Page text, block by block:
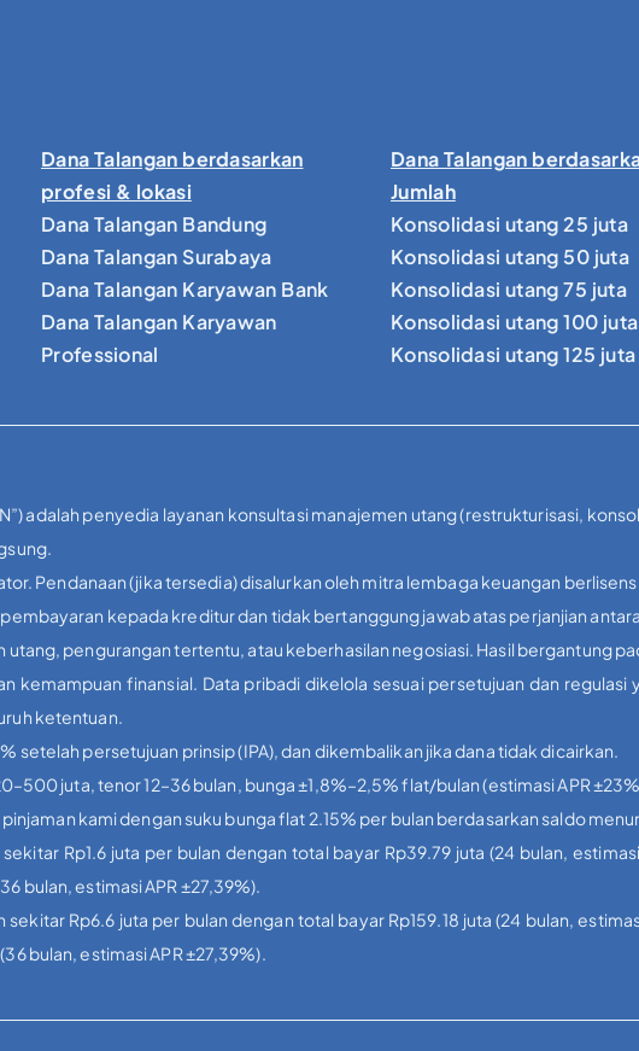
Dana Talangan berdasarkan
profesi & lokasi
Dana Talangan Bandung
Dana Talangan Surabaya
Dana Talangan Karyawan Bank
Dana Talangan Karyawan
Professional
Dana Talangan
Jumlah
Konsolidasi utang 25 juta
Konsolidasi utang 50 juta
Konsolidasi utang 75 juta
Konsolidasi utang 100 juta
Konsolidasi utang 125 juta
adalah penyedia layanan konsultasi manajemen utang (restrukturisasi,
Pendanaan (jika tersedia) disalurkan oleh mitra lembaga keuangan
kepada kreditur dan tidak bertanggung jawab atas perjanjian
utang, pengurangan tertentu, atau keberhasilan negosiasi. Hasil bergantung
kemampuan finansial. Data pribadi dikelola sesuai persetujuan dan regulasi
ketentuan.
setelah persetujuan prinsip (IPA), dan dikembalikan jika dana tidak dicairkan.
juta, tenor 12–36 bulan, bunga ±1,8%–2,5% flat/bulan (estimasi APR
kami dengan suku bunga flat 2.15% per bulan berdasarkan saldo
Rp1.6 juta per bulan dengan total bayar Rp39.79 juta (24 bulan,
bulan, estimasi APR ±27,39%).
sekitar Rp6.6 juta per bulan dengan total bayar Rp159.18 juta (24 bulan,
bulan, estimasi APR ±27,39%).